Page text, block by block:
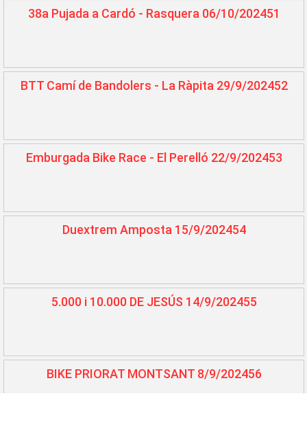
38a Pujada a Cardó - Rasquera 06/10/202451
BTT Camí de Bandolers - La Ràpita 29/9/202452
Emburgada Bike Race - El Perelló 22/9/202453
Duextrem Amposta 15/9/202454
5.000 i 10.000 DE JESÚS 14/9/202455
BIKE PRIORAT MONTSANT 8/9/202456